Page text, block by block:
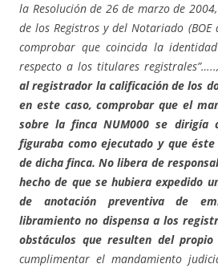
la Resolución de 26 de marzo de
de los Registros y del Notariado
comprobar que coincida la
respecto a los titulares
al registrador la calificación de los
en este caso, comprobar que el
sobre la finca NUM000 se dirigía
figuraba como ejecutado y que
de dicha finca. No libera de
hecho de que se hubiera expedido
de anotación preventiva de
libramiento no dispensa a los
obstáculos que resulten del
cumplimentar el mandamiento